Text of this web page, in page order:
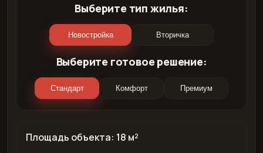
Выберите тип жилья:
Новостройка Вторичка
Выберите готовое решение:
Стандарт Комфорт Премиум
Площадь объекта: 18 м²